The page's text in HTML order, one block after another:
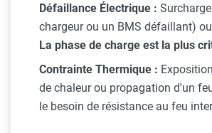
Défaillance Électrique :
chargeur ou un BMS défaillant)
La phase de charge est la plus
Contrainte Thermique :
de chaleur ou propagation d'un
le besoin de résistance au feu